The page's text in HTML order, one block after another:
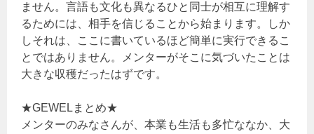
ません。言語も文化も異なるひと同士が相互に理解す
るためには、相手を信じることから始まります。しか
しそれは、ここに書いているほど簡単に実行できるこ
とではありません。メンターがそこに気づいたことは
大きな収穫だったはずです。
★GEWELまとめ★
メンターのみなさんが、本業も生活も多忙ななか、大